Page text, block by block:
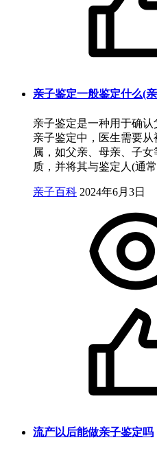
亲子鉴定一般鉴定什么(
亲子鉴定是一种用于确
亲子鉴定中，医生需要
属，如父亲、母亲、子
质，并将其与鉴定人(通
亲子百科 2024年6月3日
流产以后能做亲子鉴定吗